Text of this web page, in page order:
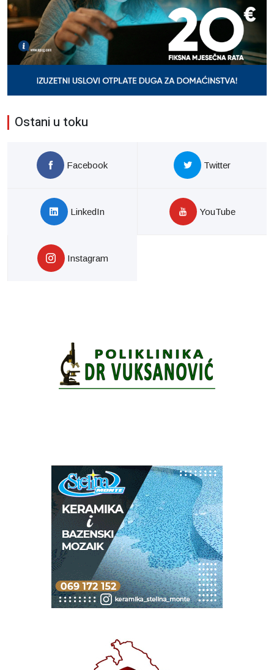
Ostani u toku
Facebook Twitter
LinkedIn YouTube
Instagram